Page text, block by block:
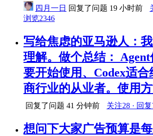
四月一日 回复了问题 19 小时前
浏览2346
写给焦虑的亚马逊人：
理解。做个总结：
要开始使用、Codex适
商行业的从业者。使用
回复了问题 41 分钟前 关注28 · 回
想问下大家广告预算是